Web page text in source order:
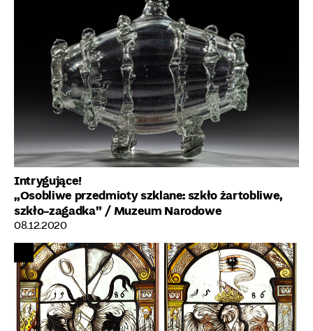
Intrygujące!
„Osobliwe przedmioty szklane: szkło żartobliwe,
szkło-zagadka” / Muzeum Narodowe
08.12.2020